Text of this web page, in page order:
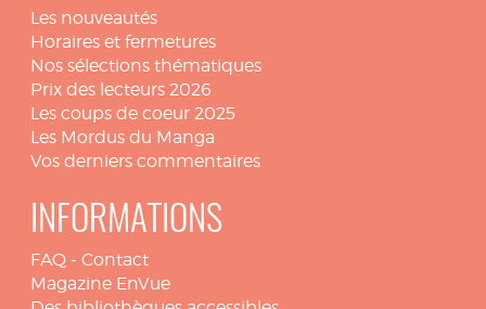
Les nouveautés
Horaires et fermetures
Nos sélections thématiques
Prix des lecteurs 2026
Les coups de coeur 2025
Les Mordus du Manga
Vos derniers commentaires
INFORMATIONS
FAQ - Contact
Magazine EnVue